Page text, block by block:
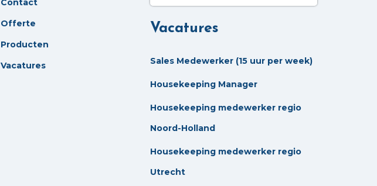
Contact
Offerte
Producten
Vacatures
Vacatures
Sales Medewerker (15 uur per week)
Housekeeping Manager
Housekeeping medewerker regio
Noord-Holland
Housekeeping medewerker regio
Utrecht